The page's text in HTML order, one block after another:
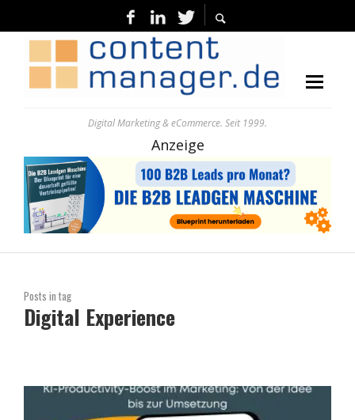
Digital Marketing & eCommerce. Seit 1999.
Anzeige
Posts in tag
Digital Experience